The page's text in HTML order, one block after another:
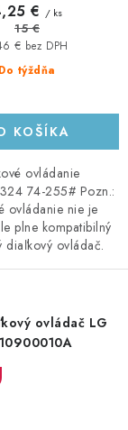
Do týždňa
€ bez DPH
€ / ks
15 €
KOŠÍKA
ovládanie
74-255# Pozn.:
ovládanie nie je
plne kompatibilný
diaľkový ovládač.
ovládač LG